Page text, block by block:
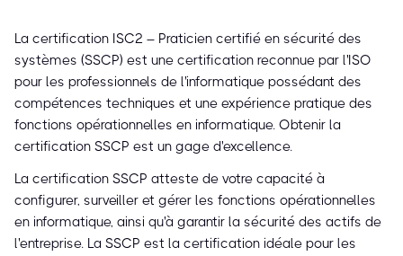
La certification ISC2 – Praticien certifié en sécurité des
systèmes (SSCP) est une certification reconnue par l'ISO
pour les professionnels de l'informatique possédant des
compétences techniques et une expérience pratique des
fonctions opérationnelles en informatique. Obtenir la
certification SSCP est un gage d'excellence.
La certification SSCP atteste de votre capacité à
configurer, surveiller et gérer les fonctions opérationnelles
en informatique, ainsi qu'à garantir la sécurité des actifs de
l'entreprise. La SSCP est la certification idéale pour les